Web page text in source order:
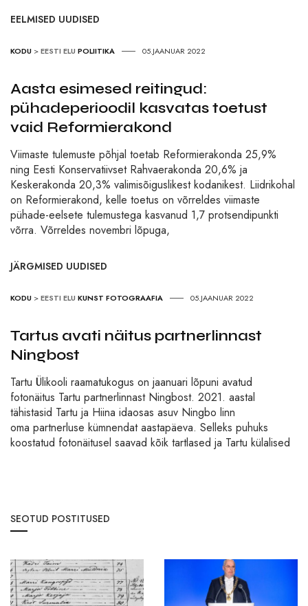
EELMISED UUDISED
KODU >EESTI ELU POLIITIKA 05.JAANUAR 2022
Aasta esimesed reitingud:
pühadeperioodil kasvatas toetust
vaid Reformierakond
Viimaste tulemuste põhjal toetab Reformierakonda 25,9%
ning Eesti Konservatiivset Rahvaerakonda 20,6% ja
Keskerakonda 20,3% valimisõiguslikest kodanikest. Liidrikohal
on Reformierakond, kelle toetus on võrreldes viimaste
pühade-eelsete tulemustega kasvanud 1,7 protsendipunkti
võrra. Võrreldes novembri lõpuga,
JÄRGMISED UUDISED
KODU >EESTI ELU KUNST FOTOGRAAFIA 05.JAANUAR 2022
Tartus avati näitus partnerlinnast
Ningbost
Tartu Ülikooli raamatukogus on jaanuari lõpuni avatud
fotonäitus Tartu partnerlinnast Ningbost. 2021. aastal
tähistasid Tartu ja Hiina idaosas asuv Ningbo linn
oma partnerluse kümnendat aastapäeva. Selleks puhuks
koostatud fotonäitusel saavad kõik tartlased ja Tartu külalised
SEOTUD POSTITUSED